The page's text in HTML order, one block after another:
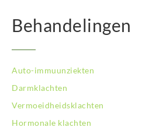
Behandelingen
Auto-immuunziekten
Darmklachten
Vermoeidheidsklachten
Hormonale klachten